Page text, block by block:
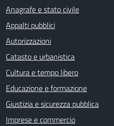
Anagrafe e stato civile
Appalti pubblici
Autorizzazioni
Catasto e urbanistica
Cultura e tempo libero
Educazione e formazione
Giustizia e sicurezza pubblica
Imprese e commercio